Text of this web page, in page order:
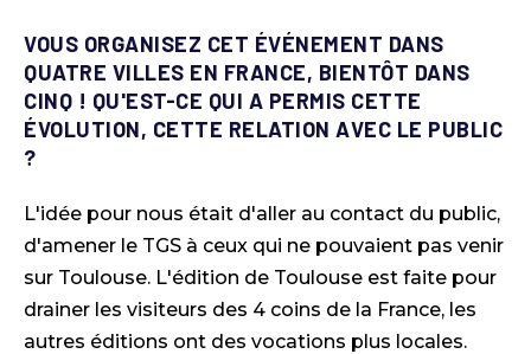
VOUS ORGANISEZ CET ÉVÉNEMENT DANS
QUATRE VILLES EN FRANCE, BIENTÔT DANS
CINQ ! QU'EST-CE QUI A PERMIS CETTE
ÉVOLUTION, CETTE RELATION AVEC LE PUBLIC
?
L'idée pour nous était d'aller au contact du public,
d'amener le TGS à ceux qui ne pouvaient pas venir
sur Toulouse. L'édition de Toulouse est faite pour
drainer les visiteurs des 4 coins de la France, les
autres éditions ont des vocations plus locales.